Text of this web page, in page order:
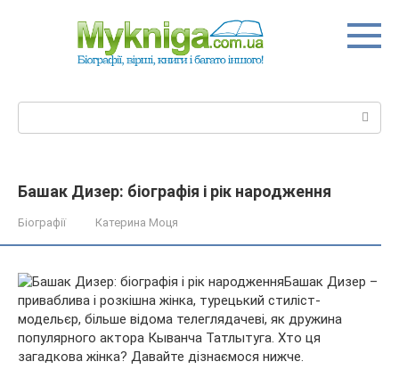
Башак Дизер: біографія і рік народження
Біографії Катерина Моця
Башак Дизер –
приваблива і розкішна жінка, турецький стиліст-
модельєр, більше відома телеглядачеві, як дружина
популярного актора Кыванча Татлытуга. Хто ця
загадкова жінка? Давайте дізнаємося нижче.